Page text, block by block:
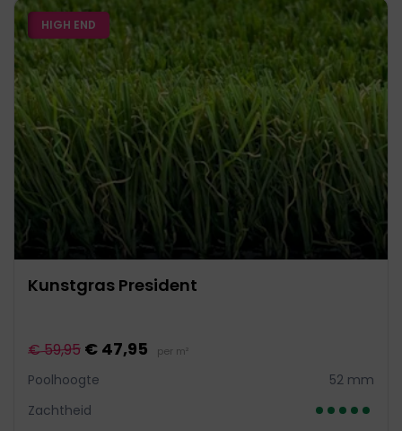
HIGH END
Kunstgras President
€ 59,95 € 47,95 per m²
Poolhoogte
52 mm
Zachtheid